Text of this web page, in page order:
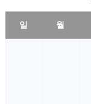
일 월